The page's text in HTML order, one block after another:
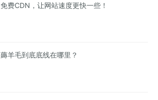
免费CDN，让网站速度更快一些！
薅羊毛到底底线在哪里？